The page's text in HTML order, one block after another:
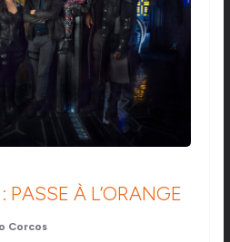
PASSE À L’ORANGE
Corcos